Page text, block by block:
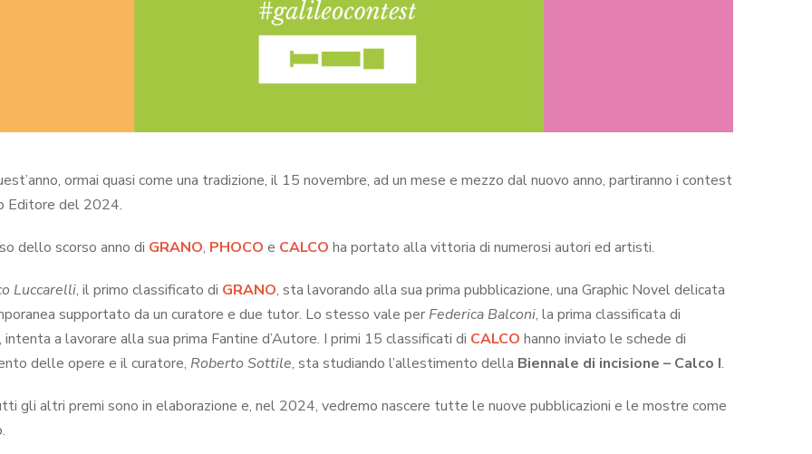
ormai quasi come una tradizione, il 15 novembre, ad un mese e mezzo dal nuovo anno, partiranno i contest
Editore del 2024.
dello scorso anno di GRANO, PHOCO e CALCO ha portato alla vittoria di numerosi autori ed artisti.
Luccarelli, il primo classificato di GRANO, sta lavorando alla sua prima pubblicazione, una Graphic Novel delicata
supportato da un curatore e due tutor. Lo stesso vale per Federica Balconi, la prima classificata di
, intenta a lavorare alla sua prima Fantine d’Autore. I primi 15 classificati di CALCO hanno inviato le schede di
delle opere e il curatore, Roberto Sottile, sta studiando l’allestimento della Biennale di incisione – Calco I.
gli altri premi sono in elaborazione e, nel 2024, vedremo nascere tutte le nuove pubblicazioni e le mostre come